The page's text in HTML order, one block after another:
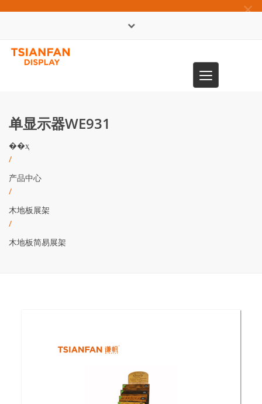
×
Toggle
navigation
单显示器WE931
��ҳ
/
产品中心
/
木地板展架
/
木地板简易展架